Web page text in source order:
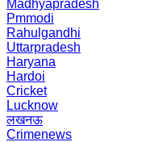
Madhyapradesh
Pmmodi
Rahulgandhi
Uttarpradesh
Haryana
Hardoi
Cricket
Lucknow
लखनऊ
Crimenews